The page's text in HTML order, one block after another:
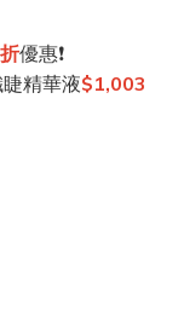
優惠❗️
精華液$1,003